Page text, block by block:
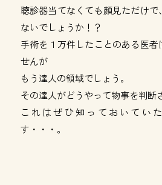
聴診器当てなくても顔見ただけ
ないでしょうか！？
手術を１万件したことのある医者
せんが
もう達人の領域でしょう。
その達人がどうやって物事を判断
これはぜひ知っておいてい
す・・・。